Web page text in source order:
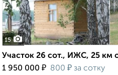
15
Участок 26 сот., ИЖС, 25 км
1 950 000 ₽ 800 ₽ за сотку